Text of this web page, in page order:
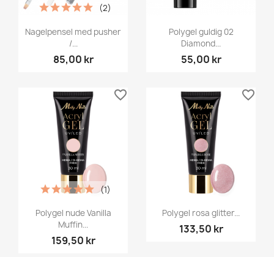
Nagelpensel med pusher
/...
85,00 kr
(2)
Polygel guldig 02
Diamond...
55,00 kr
Polygel nude Vanilla
Muffin...
159,50 kr
(1)
favorite_border
Polygel rosa glitter...
133,50 kr
favorite_border